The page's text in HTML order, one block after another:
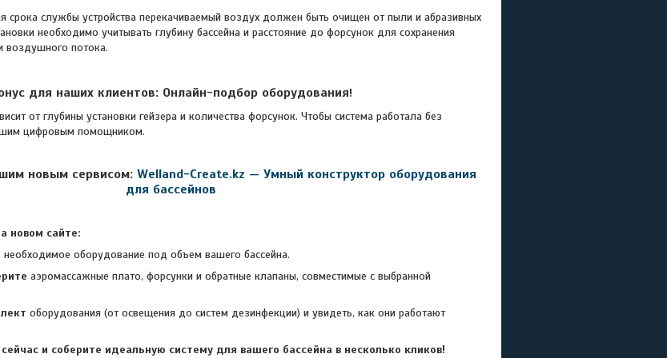
срока службы устройства перекачиваемый воздух должен быть очищен от пыли и абразивных
необходимо учитывать глубину бассейна и расстояние до форсунок для сохранения
воздушного потока.
для наших клиентов: Онлайн-подбор оборудования!
от глубины установки гейзера и количества форсунок. Чтобы система работала без
цифровым помощником.
новым сервисом: Welland-Create.kz — Умный конструктор оборудования
для бассейнов
новом сайте:
необходимое оборудование под объем вашего бассейна.
аэромассажные плато, форсунки и обратные клапаны, совместимые с выбранной
оборудования (от освещения до систем дезинфекции) и увидеть, как они работают
и соберите идеальную систему для вашего бассейна в несколько кликов!